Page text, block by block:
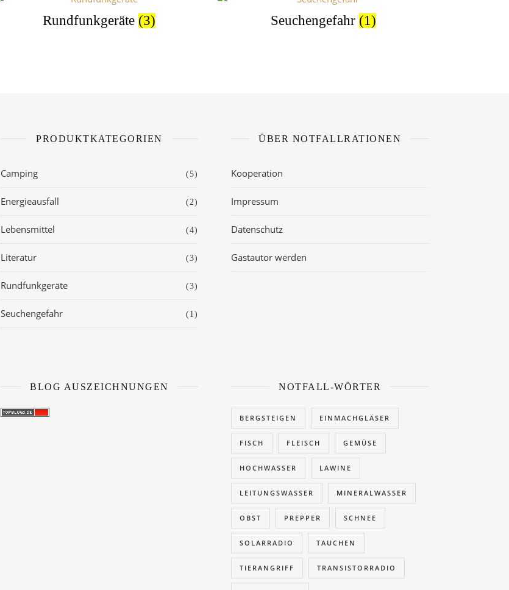
Rundfunkgeräte (3) Seuchengefahr (1)
PRODUKTKATEGORIEN
Camping (5)
Energieausfall (2)
Lebensmittel (4)
Literatur (3)
Rundfunkgeräte (3)
Seuchengefahr (1)
ÜBER NOTFALLRATIONEN
Kooperation
Impressum
Datenschutz
Gastautor werden
BLOG AUSZEICHNUNGEN NOTFALL-WÖRTER
BERGSTEIGEN EINMACHGLÄSER
FISCH FLEISCH GEMÜSE
HOCHWASSER LAWINE
LEITUNGSWASSER MINERALWASSER
OBST PREPPER SCHNEE
SOLARRADIO TAUCHEN
TIERANGRIFF TRANSISTORRADIO